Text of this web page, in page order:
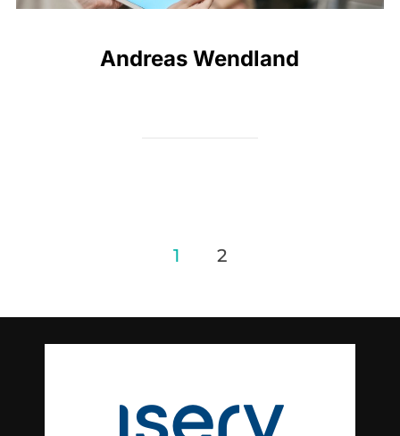
Andreas Wendland
Beitragsnavigation
1 2